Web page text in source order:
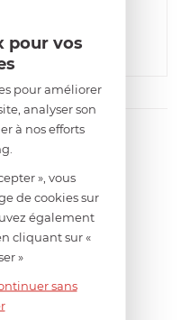
pour vos
pour améliorer
analyser son
à nos efforts
», vous
de cookies sur
également
cliquant sur «
»
sans